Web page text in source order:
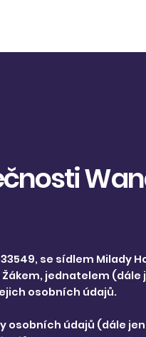
se sídlem Milady
jednatelem
osobních údajů.
údajů (dále